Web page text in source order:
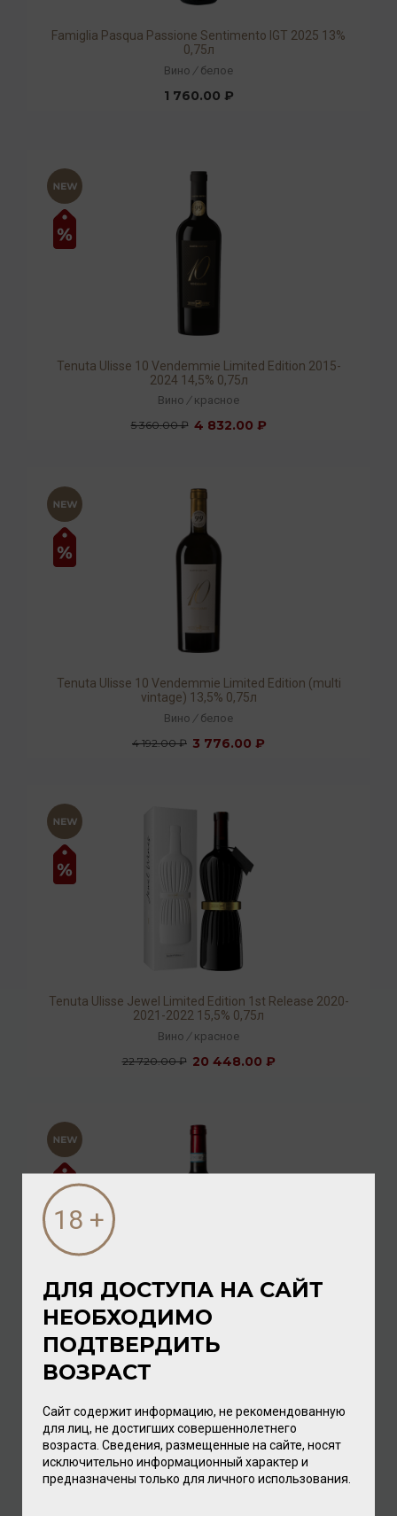
Famiglia Pasqua Passione Sentimento IGT 2025 13%
0,75л
Вино / белое
1 760.00 ₽
Tenuta Ulisse 10 Vendemmie Limited Edition 2015-
2024 14,5% 0,75л
Вино / красное
5 360.00 ₽ 4 832.00 ₽
Tenuta Ulisse 10 Vendemmie Limited Edition (multi
vintage) 13,5% 0,75л
Вино / белое
4 192.00 ₽ 3 776.00 ₽
Tenuta Ulisse Jewel Limited Edition 1st Release 2020-
2021-2022 15,5% 0,75л
Вино / красное
22 720.00 ₽ 20 448.00 ₽
Tenuta Ulisse Montepulciano D'Abruzzo DOP 2023 14%
Вино / красное
2 368.00 ₽
ДЛЯ ДОСТУПА НА САЙТ
НЕОБХОДИМО
ПОДТВЕРДИТЬ
ВОЗРАСТ
Сайт содержит информацию, не рекомендованную
для лиц, не достигших совершеннолетнего
возраста. Сведения, размещенные на сайте, носят
исключительно информационный характер и
предназначены только для личного использования.